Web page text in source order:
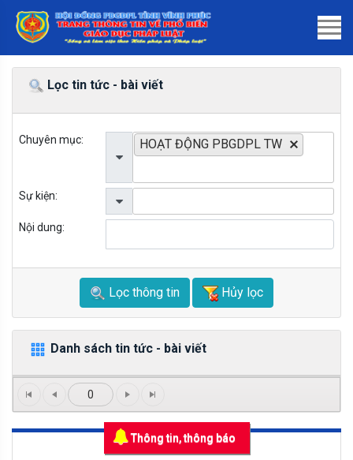
Lọc tin tức - bài viết
Chuyên mục: HOẠT ĐỘNG PBGDPL TW
Sự kiện:
Nội dung:
Lọc thông tin Hủy lọc
Danh sách tin tức - bài viết
0
Thông tin, thông báo